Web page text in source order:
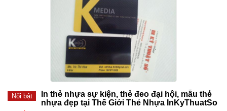
Nổi bật
In thẻ nhựa sự kiện, thẻ đeo đại hội, mẫu thẻ
nhựa đẹp tại Thế Giới Thẻ Nhựa InKyThuatSo